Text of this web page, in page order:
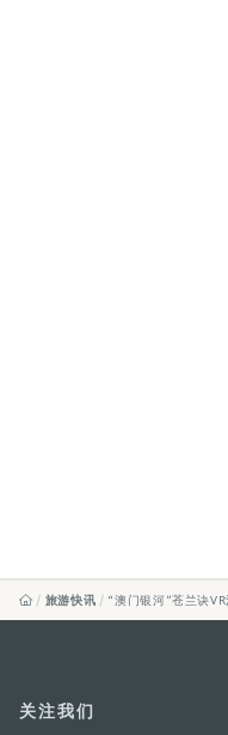
旅游快讯 “澳门银河”苍兰诀
关注我们